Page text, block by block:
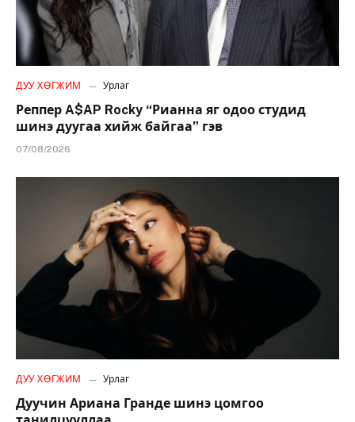
ДУУ ХӨГЖИМ Урлаг
Реппер A$AP Rocky “Рианна яг одоо студид
шинэ дуугаа хийж байгаа” гэв
07/08/2026
ДУУ ХӨГЖИМ Урлаг
Дуучин Ариана Гранде шинэ цомгоо